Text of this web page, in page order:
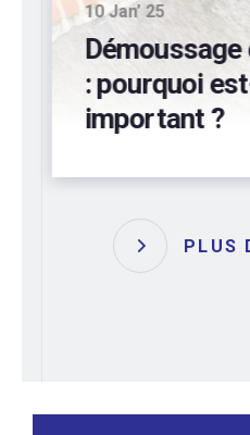
Entretien
industriels
préservez
bâtiment !
PLUS